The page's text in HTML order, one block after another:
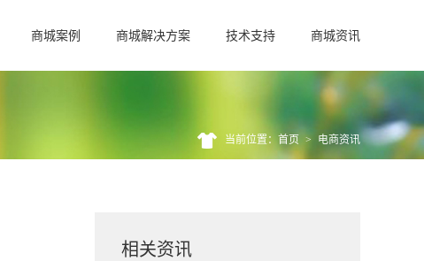
商城案例 商城解决方案 技术支持 商城资讯
当前位置：首页 > 电商资讯
相关资讯